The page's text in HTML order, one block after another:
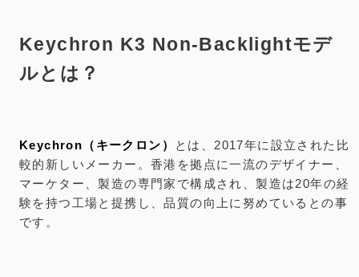
Keychron K3 Non-Backlightモデ
ルとは？
Keychron（キークロン）
とは、2017年に設立された比
較的新しいメーカー。香港を拠点に一流のデザイナー、
マーケター、製造の専門家で構成され、製造は20年の経
験を持つ工場と提携し、品質の向上に努めているとの事
です。